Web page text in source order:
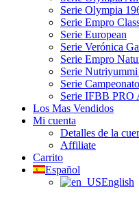
Serie Olympia
Serie Empro
Serie European
Serie Verónica
Serie Empro
Serie
Serie
Serie IFBB PRO
Los Mas Vendidos
Mi cuenta
Detalles de la
Affiliate
Carrito
Español
English